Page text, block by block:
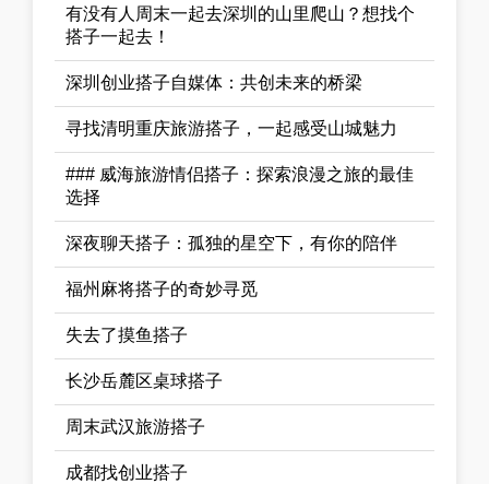
有没有人周末一起去深圳的山里爬山？想找个
搭子一起去！
深圳创业搭子自媒体：共创未来的桥梁
寻找清明重庆旅游搭子，一起感受山城魅力
### 威海旅游情侣搭子：探索浪漫之旅的最佳
选择
深夜聊天搭子：孤独的星空下，有你的陪伴
福州麻将搭子的奇妙寻觅
失去了摸鱼搭子
长沙岳麓区桌球搭子
周末武汉旅游搭子
成都找创业搭子